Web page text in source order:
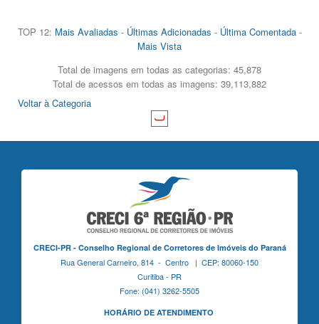
TOP 12: Mais Avaliadas - Últimas Adicionadas - Última Comentada-
Mais Vista
Total de imagens em todas as categorias: 45,878
Total de acessos em todas as imagens: 39,113,882
Voltar à Categoria
CRECI-PR - Conselho Regional de Corretores de Imóveis do Paraná
Rua General Carneiro, 814 - Centro | CEP: 80060-150
Curitiba - PR
Fone: (041) 3262-5505
HORÁRIO DE ATENDIMENTO